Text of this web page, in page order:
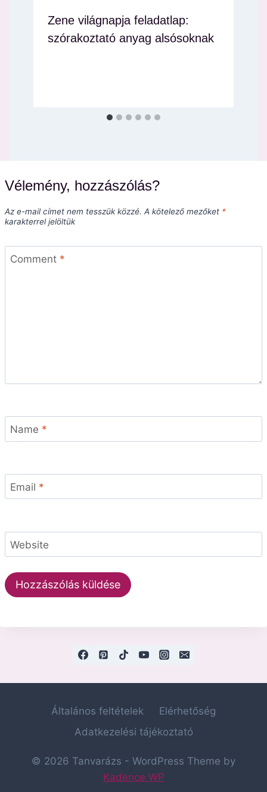
Zene világnapja feladatlap:
szórakoztató anyag alsósoknak
Vélemény, hozzászólás?
Az e-mail címet nem tesszük közzé. A kötelező mezőket *
karakterrel jelöltük
Comment *
Name *
Email *
Website
Általános feltételek
Elérhetőség
Adatkezelési tájékoztató
© 2026 Tanvarázs - WordPress Theme by
Kadence WP